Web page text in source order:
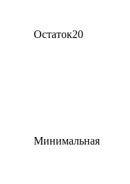
Остаток20
Минимальная